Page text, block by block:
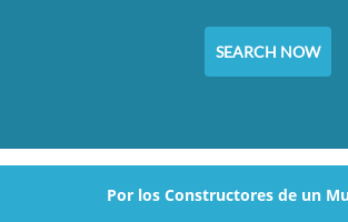
SEARCH NOW
Por los Constructores de un